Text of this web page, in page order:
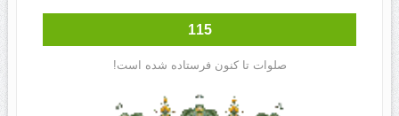
115
صلوات تا کنون فرستاده شده است!